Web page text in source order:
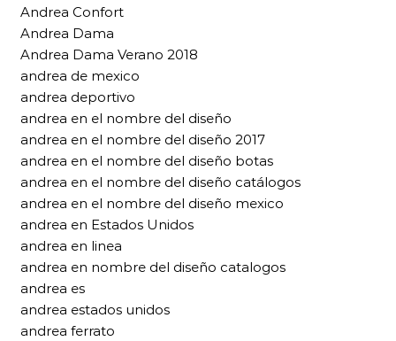
Andrea Confort
Andrea Dama
Andrea Dama Verano 2018
andrea de mexico
andrea deportivo
andrea en el nombre del diseño
andrea en el nombre del diseño 2017
andrea en el nombre del diseño botas
andrea en el nombre del diseño catálogos
andrea en el nombre del diseño mexico
andrea en Estados Unidos
andrea en linea
andrea en nombre del diseño catalogos
andrea es
andrea estados unidos
andrea ferrato